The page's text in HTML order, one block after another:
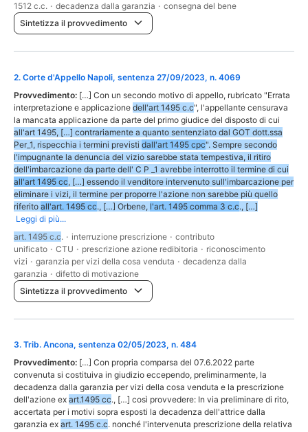
1512 c.c. · decadenza dalla garanzia · consegna del bene
Sintetizza il provvedimento
2. Corte d'Appello Napoli, sentenza 27/09/2023, n. 4069
Provvedimento: […] Con un secondo motivo di appello, rubricato "Errata
interpretazione e applicazione dell'art 1495 c.c", l'appellante censurava
la mancata applicazione da parte del primo giudice del disposto di cui
all'art 1495, […] contrariamente a quanto sentenziato dal GOT dott.ssa
Per_1, rispecchia i termini previsti dall'art 1495 cpc". Sempre secondo
l'impugnante la denuncia del vizio sarebbe stata tempestiva, il ritiro
dell'imbarcazione da parte dell' C P _1 avrebbe interrotto il termine di cui
all'art 1495 cc, […] essendo il venditore intervenuto sull'imbarcazione per
eliminare i vizi, il termine per proporre l'azione non sarebbe più quello
riferito all'art. 1495 cc., […] Orbene, l'art. 1495 comma 3 c.c., […]
Leggi di più...
art. 1495 c.c. · interruzione prescrizione · contributo
unificato · CTU · prescrizione azione redibitoria · riconoscimento
vizi · garanzia per vizi della cosa venduta · decadenza dalla
garanzia · difetto di motivazione
Sintetizza il provvedimento
3. Trib. Ancona, sentenza 02/05/2023, n. 484
Provvedimento: […] Con propria comparsa del 07.6.2022 parte
convenuta si costituiva in giudizio eccependo, preliminarmente, la
decadenza dalla garanzia per vizi della cosa venduta e la prescrizione
dell'azione ex art.1495 cc., […] così provvedere: In via preliminare di rito,
accertata per i motivi sopra esposti la decadenza dell'attrice dalla
garanzia ex art. 1495 c.c. nonché l'intervenuta prescrizione della relativa